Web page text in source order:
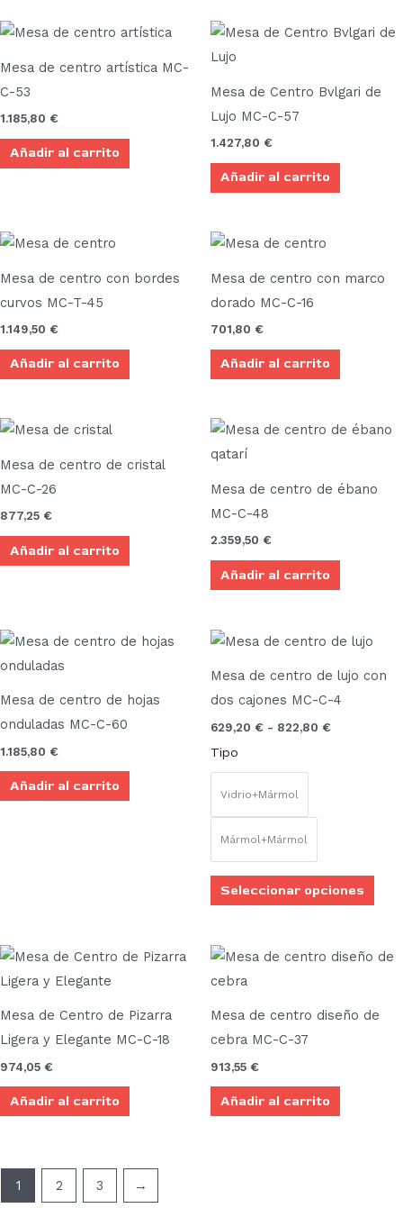
Mesa de centro artística MC-
C-53
1.185,80 €
Añadir al carrito
Mesa de Centro Bvlgari de
Lujo MC-C-57
1.427,80 €
Añadir al carrito
Mesa de centro con bordes
curvos MC-T-45
1.149,50 €
Añadir al carrito
Mesa de centro con marco
dorado MC-C-16
701,80 €
Añadir al carrito
Mesa de centro de cristal
MC-C-26
877,25 €
Añadir al carrito
Mesa de centro de ébano
MC-C-48
2.359,50 €
Añadir al carrito
Mesa de centro de hojas
onduladas MC-C-60
1.185,80 €
Añadir al carrito
Mesa de centro de lujo con
dos cajones MC-C-4
629,20 € - 822,80 €
Rango
desde
629,20 €
Tipo
Vidrio+Mármol
Mármol+Mármol
Seleccionar opciones
la
de
Mesa de Centro de Pizarra
Ligera y Elegante MC-C-18
974,05 €
Añadir al carrito
Mesa de centro diseño de
cebra MC-C-37
913,55 €
Añadir al carrito
1 2 3 →